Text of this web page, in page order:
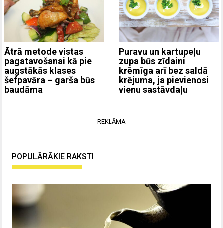
Ātrā metode vistas
pagatavošanai kā pie
augstākās klases
šefpavāra – garša būs
baudāma
Puravu un kartupeļu
zupa būs zīdaini
krēmīga arī bez saldā
krējuma, ja pievienosi
vienu sastāvdaļu
REKLĀMA
POPULĀRĀKIE RAKSTI